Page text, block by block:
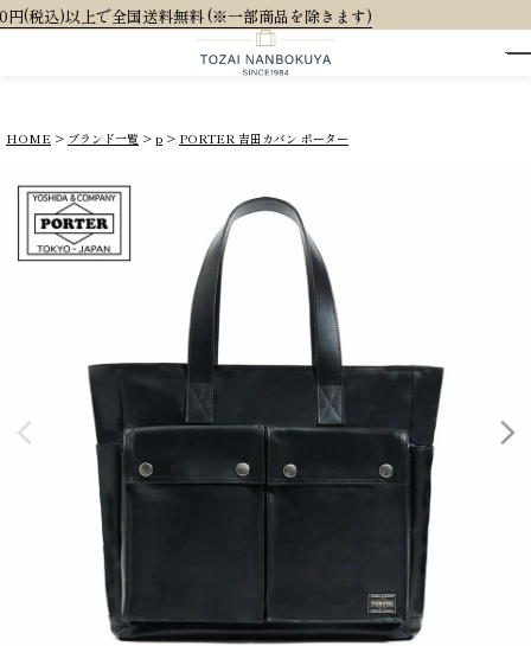
料 (※一部商品を除きます)
HOME ブランド一覧 p PORTER 吉田カバン ポーター